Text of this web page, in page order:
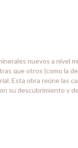
nuevos a nivel
que otros (como la
Esta obra reúne las
su descubrimiento y